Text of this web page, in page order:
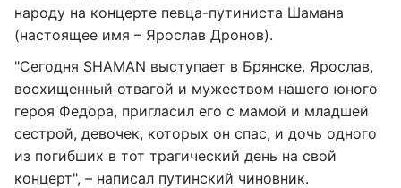
народу на концерте певца-путиниста Шамана
(настоящее имя – Ярослав Дронов).
"Сегодня SHAMAN выступает в Брянске. Ярослав,
восхищенный отвагой и мужеством нашего юного
героя Федора, пригласил его с мамой и младшей
сестрой, девочек, которых он спас, и дочь одного
из погибших в тот трагический день на свой
концерт", – написал путинский чиновник.